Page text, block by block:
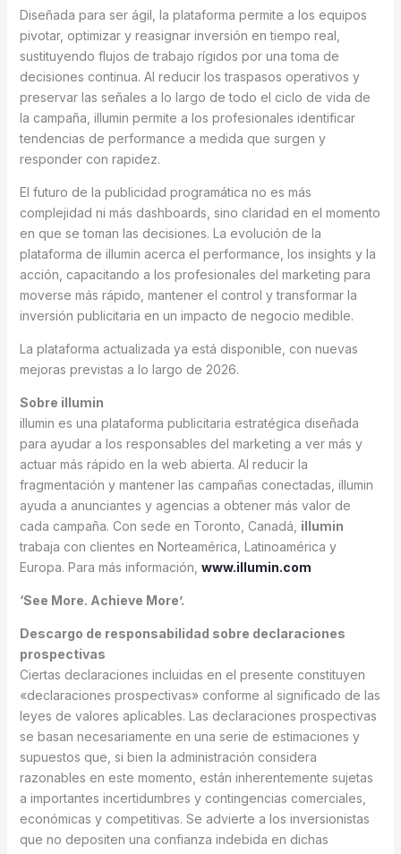
Diseñada para ser ágil, la plataforma permite a los equipos
pivotar, optimizar y reasignar inversión en tiempo real,
sustituyendo flujos de trabajo rígidos por una toma de
decisiones continua. Al reducir los traspasos operativos y
preservar las señales a lo largo de todo el ciclo de vida de
la campaña, illumin permite a los profesionales identificar
tendencias de performance a medida que surgen y
responder con rapidez.
El futuro de la publicidad programática no es más
complejidad ni más dashboards, sino claridad en el momento
en que se toman las decisiones. La evolución de la
plataforma de illumin acerca el performance, los insights y la
acción, capacitando a los profesionales del marketing para
moverse más rápido, mantener el control y transformar la
inversión publicitaria en un impacto de negocio medible.
La plataforma actualizada ya está disponible, con nuevas
mejoras previstas a lo largo de 2026.
Sobre illumin
illumin es una plataforma publicitaria estratégica diseñada
para ayudar a los responsables del marketing a ver más y
actuar más rápido en la web abierta. Al reducir la
fragmentación y mantener las campañas conectadas, illumin
ayuda a anunciantes y agencias a obtener más valor de
cada campaña. Con sede en Toronto, Canadá, illumin
trabaja con clientes en Norteamérica, Latinoamérica y
Europa. Para más información, www.illumin.com
‘See More. Achieve More’.
Descargo de responsabilidad sobre declaraciones
prospectivas
Ciertas declaraciones incluidas en el presente constituyen
«declaraciones prospectivas» conforme al significado de las
leyes de valores aplicables. Las declaraciones prospectivas
se basan necesariamente en una serie de estimaciones y
supuestos que, si bien la administración considera
razonables en este momento, están inherentemente sujetas
a importantes incertidumbres y contingencias comerciales,
económicas y competitivas. Se advierte a los inversionistas
que no depositen una confianza indebida en dichas